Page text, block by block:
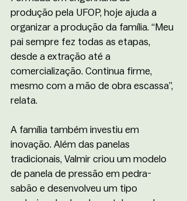
produção pela UFOP, hoje ajuda a
organizar a produção da família. “Meu
pai sempre fez todas as etapas,
desde a extração até a
comercialização. Continua firme,
mesmo com a mão de obra escassa”,
relata.
A família também investiu em
inovação. Além das panelas
tradicionais, Valmir criou um modelo
de panela de pressão em pedra-
sabão e desenvolveu um tipo